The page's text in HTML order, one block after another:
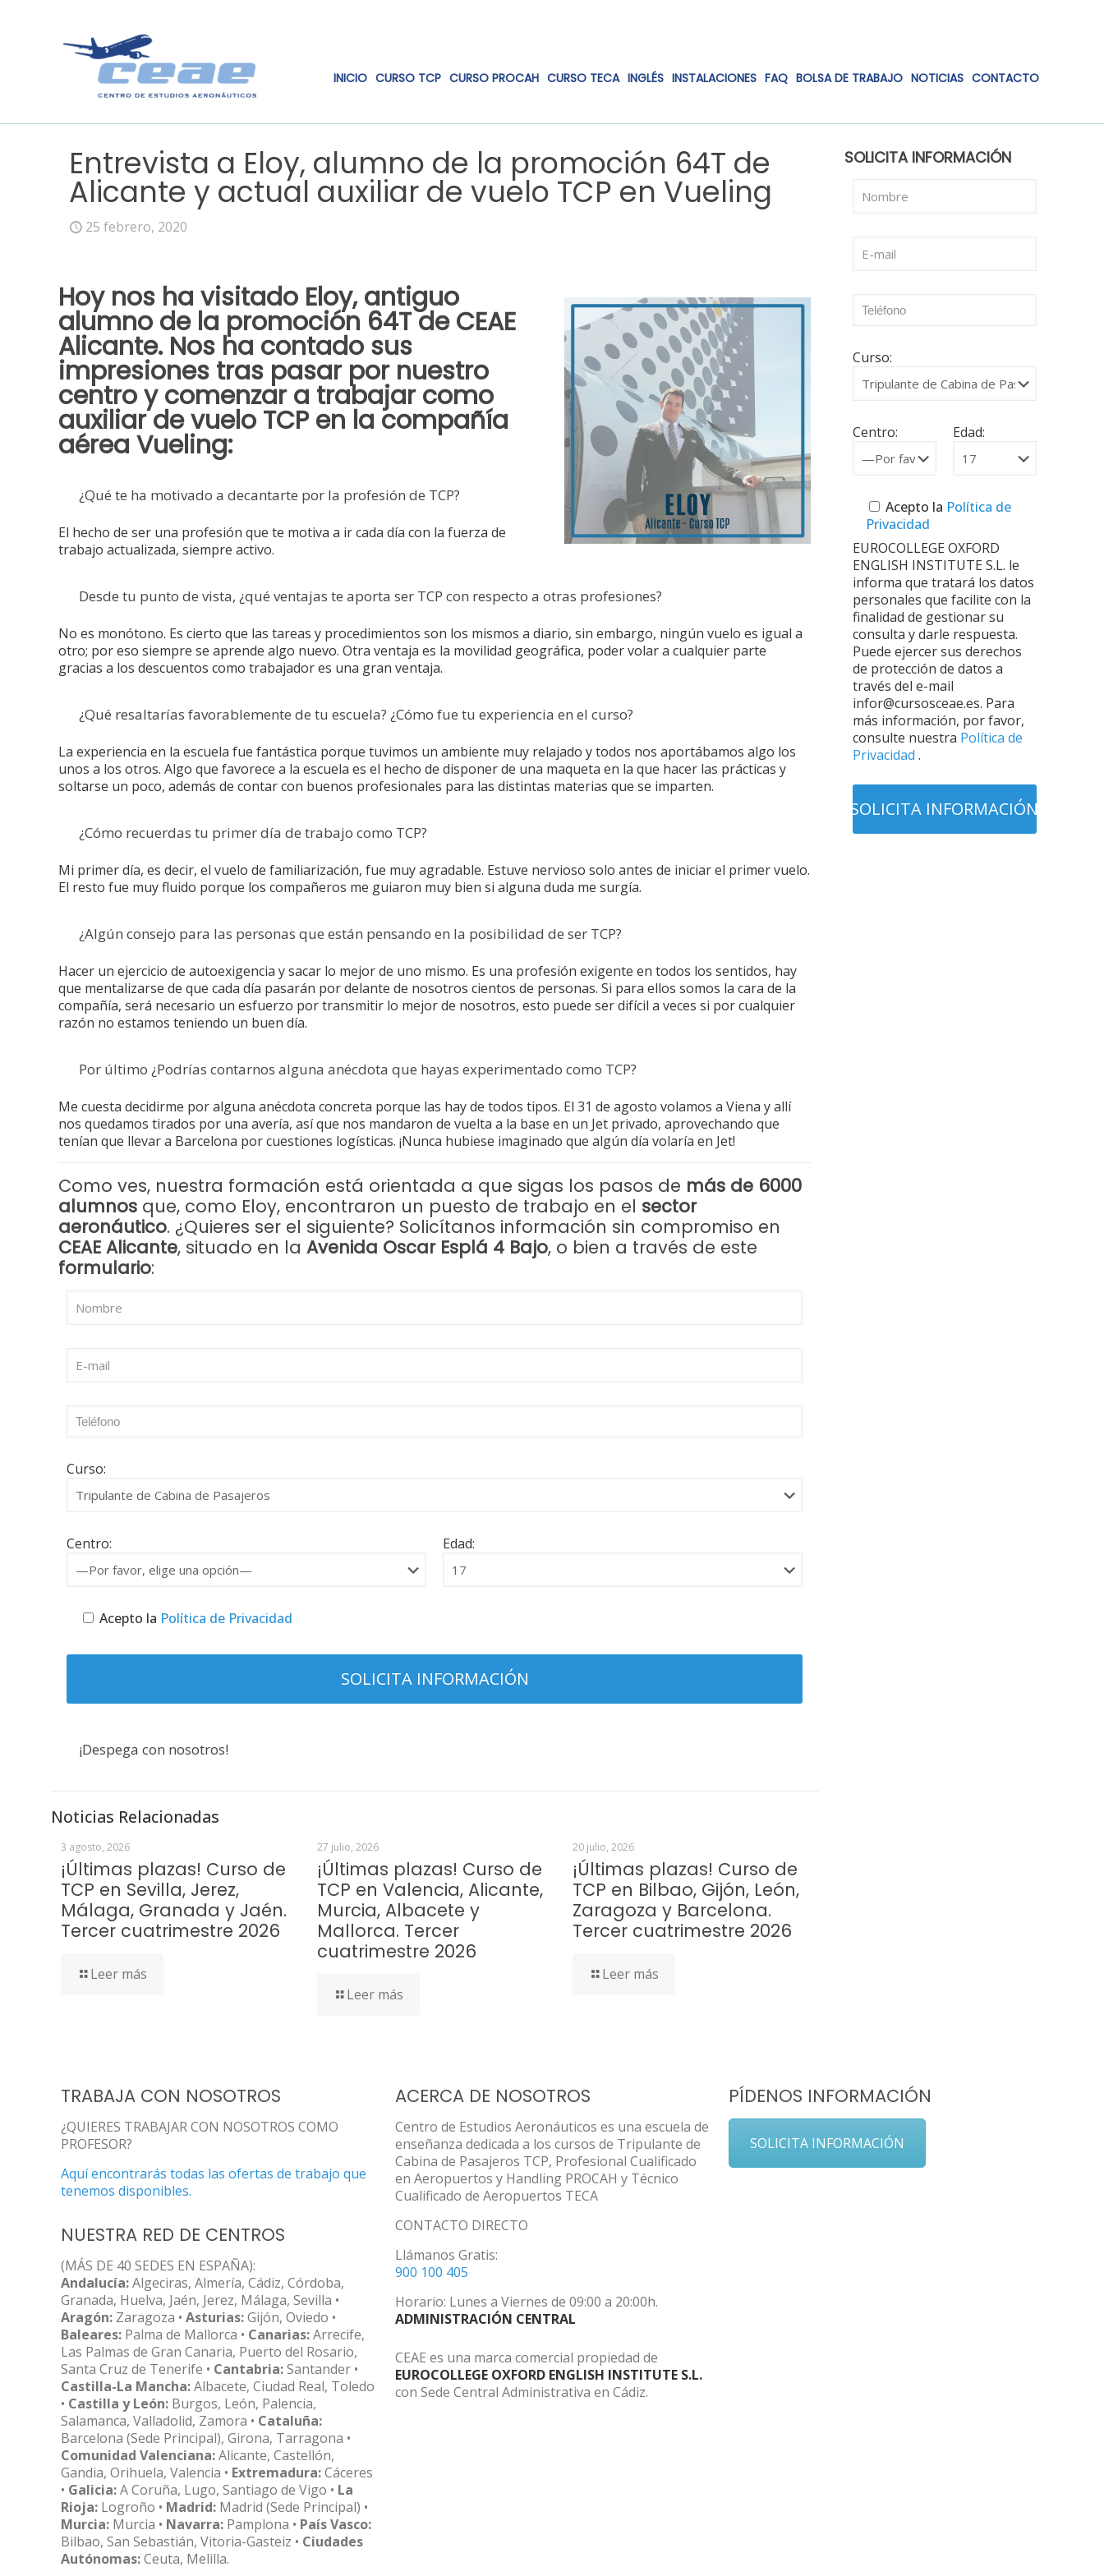
INICIO CURSO TCP CURSO PROCAH CURSO TECA INGLÉS INSTALACIONES FAQ BOLSA DE TRABAJO NOTICIAS CONTACTO
Entrevista a Eloy, alumno de la promoción 64T de
Alicante y actual auxiliar de vuelo TCP en Vueling
25 febrero, 2020
Hoy nos ha visitado Eloy, antiguo
alumno de la promoción 64T de CEAE
Alicante. Nos ha contado sus
impresiones tras pasar por nuestro
centro y comenzar a trabajar como
auxiliar de vuelo TCP en la compañía
aérea Vueling:
¿Qué te ha motivado a decantarte por la profesión de TCP?
El hecho de ser una profesión que te motiva a ir cada día con la fuerza de
trabajo actualizada, siempre activo.
Desde tu punto de vista, ¿qué ventajas te aporta ser TCP con respecto a otras profesiones?
No es monótono. Es cierto que las tareas y procedimientos son los mismos a diario, sin embargo, ningún vuelo es igual a
otro; por eso siempre se aprende algo nuevo. Otra ventaja es la movilidad geográfica, poder volar a cualquier parte
gracias a los descuentos como trabajador es una gran ventaja.
‎¿Qué resaltarías favorablemente de tu escuela? ¿Cómo fue tu experiencia en el curso?
La experiencia en la escuela fue fantástica porque tuvimos un ambiente muy relajado y todos nos aportábamos algo los
unos a los otros. Algo que favorece a la escuela es el hecho de disponer de una maqueta en la que hacer las prácticas y
soltarse un poco, además de contar con buenos profesionales para las distintas materias que se imparten.
¿Cómo recuerdas tu primer día de trabajo como TCP?
Mi primer día, es decir, el vuelo de familiarización, fue muy agradable. Estuve nervioso solo antes de iniciar el primer vuelo.
El resto fue muy fluido porque los compañeros me guiaron muy bien si alguna duda me surgía.
¿Algún consejo para las personas que están pensando en la posibilidad de ser TCP?
Hacer un ejercicio de autoexigencia y sacar lo mejor de uno mismo. Es una profesión exigente en todos los sentidos, hay
que mentalizarse de que cada día pasarán por delante de nosotros cientos de personas. Si para ellos somos la cara de la
compañía, será necesario un esfuerzo por transmitir lo mejor de nosotros, esto puede ser difícil a veces si por cualquier
razón no estamos teniendo un buen día.
Por último ¿Podrías contarnos alguna anécdota que hayas experimentado como TCP?
Me cuesta decidirme por alguna anécdota concreta porque las hay de todos tipos. El 31 de agosto volamos a Viena y allí
nos quedamos tirados por una avería, así que nos mandaron de vuelta a la base en un Jet privado, aprovechando que
tenían que llevar a Barcelona por cuestiones logísticas. ¡Nunca hubiese imaginado que algún día volaría en Jet!
Como ves, nuestra formación está orientada a que sigas los pasos de más de 6000
alumnos que, como Eloy, encontraron un puesto de trabajo en el sector
aeronáutico. ¿Quieres ser el siguiente? Solicítanos información sin compromiso en
CEAE Alicante, situado en laAvenida Oscar Esplá 4 Bajo, o bien a través de este
formulario:
Curso:
Centro: Edad:
Acepto la Política de Privacidad
¡Despega con nosotros!
Noticias Relacionadas
3 agosto, 2026
¡Últimas plazas! Curso de
TCP en Sevilla, Jerez,
Málaga, Granada y Jaén.
Tercer cuatrimestre 2026
Leer más
27 julio, 2026
¡Últimas plazas! Curso de
TCP en Valencia, Alicante,
Murcia, Albacete y
Mallorca. Tercer
cuatrimestre 2026
Leer más
20 julio, 2026
¡Últimas plazas! Curso de
TCP en Bilbao, Gijón, León,
Zaragoza y Barcelona.
Tercer cuatrimestre 2026
Leer más
SOLICITA INFORMACIÓN
Curso:
Centro: Edad:
Acepto la Política de
Privacidad
EUROCOLLEGE OXFORD
ENGLISH INSTITUTE S.L. le
informa que tratará los datos
personales que facilite con la
finalidad de gestionar su
consulta y darle respuesta.
Puede ejercer sus derechos
de protección de datos a
través del e-mail
infor@cursosceae.es. Para
más información, por favor,
consulte nuestra Política de
Privacidad .
TRABAJA CON NOSOTROS
¿QUIERES TRABAJAR CON NOSOTROS COMO
PROFESOR?
Aquí encontrarás todas las ofertas de trabajo que
tenemos disponibles.
NUESTRA RED DE CENTROS
(MÁS DE 40 SEDES EN ESPAÑA):
Andalucía:Algeciras, Almería, Cádiz, Córdoba,
Granada, Huelva, Jaén, Jerez, Málaga, Sevilla •
Aragón: Zaragoza • Asturias:Gijón, Oviedo •
Baleares: Palma de Mallorca • Canarias:Arrecife,
Las Palmas de Gran Canaria, Puerto del Rosario,
Santa Cruz de Tenerife • Cantabria:Santander •
Castilla-La Mancha:Albacete, Ciudad Real, Toledo
• Castilla y León: Burgos, León, Palencia,
Salamanca, Valladolid, Zamora • Cataluña:
Barcelona (Sede Principal), Girona, Tarragona •
Comunidad Valenciana:Alicante, Castellón,
Gandia, Orihuela, Valencia • Extremadura:Cáceres
• Galicia:A Coruña, Lugo, Santiago de Vigo • La
Rioja: Logroño • Madrid: Madrid (Sede Principal) •
Murcia: Murcia • Navarra: Pamplona • País Vasco:
Bilbao, San Sebastián, Vitoria-Gasteiz • Ciudades
Autónomas:Ceuta, Melilla.
ACERCA DE NOSOTROS
Centro de Estudios Aeronáuticos es una escuela de
enseñanza dedicada a los cursos de Tripulante de
Cabina de Pasajeros TCP, Profesional Cualificado
en Aeropuertos y Handling PROCAH y Técnico
Cualificado de Aeropuertos TECA
CONTACTO DIRECTO
Llámanos Gratis:
900 100 405
Horario: Lunes a Viernes de 09:00 a 20:00h.
ADMINISTRACIÓN CENTRAL
CEAE es una marca comercial propiedad de
EUROCOLLEGE OXFORD ENGLISH INSTITUTE S.L.
con Sede Central Administrativa en Cádiz.
PÍDENOS INFORMACIÓN
SOLICITA INFORMACIÓN